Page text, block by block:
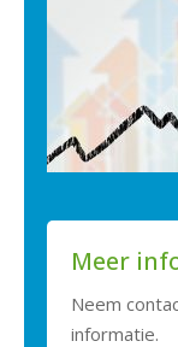
Meer
Neem
informatie.